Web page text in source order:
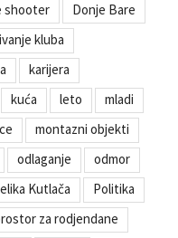
shooter
Donje Bare
kluba
karijera
kuća leto
mladi
montazni objekti
odlaganje
odmor
Kutlača
Politika
za rodjendane